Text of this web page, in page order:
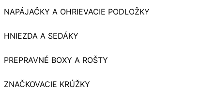
NAPÁJAČKY A OHRIEVACIE PODLOŽKY
HNIEZDA A SEDÁKY
PREPRAVNÉ BOXY A ROŠTY
ZNAČKOVACIE KRÚŽKY